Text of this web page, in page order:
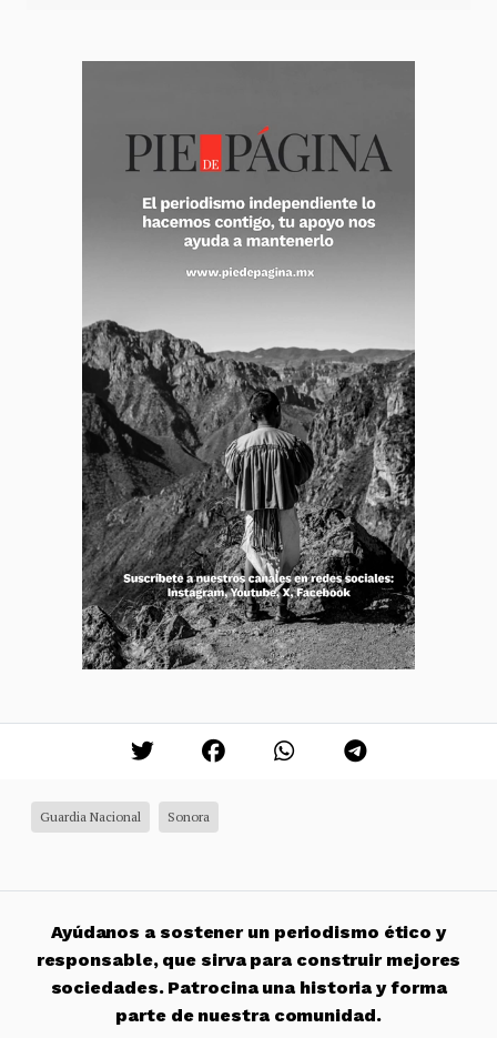
Guardia Nacional Sonora
Ayúdanos a sostener un periodismo ético y
responsable, que sirva para construir mejores
sociedades. Patrocina una historia y forma
parte de nuestra comunidad.